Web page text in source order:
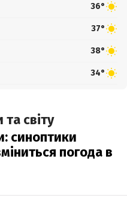
36°
37°
38°
34°
світу
синоптики
погода в